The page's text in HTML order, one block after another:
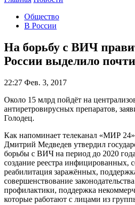
Общество
В России
На борьбу с ВИЧ
России выделило
22:27 Фев. 3, 2017
Около 15 млрд пойдёт на
антиретровирусных препаратов,
Голодец.
Как напоминает телеканал «МИР
Дмитрий Медведев утвердил
борьбы с ВИЧ на период до 2020
создание реестра инфицированных,
реабилитация заражённых,
совершенствование
профилактики, поддержка
которые работают с лицами из